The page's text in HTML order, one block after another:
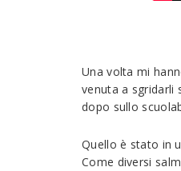
Una volta mi
venuta a sgridarli
dopo sullo
Quello è stato in
Come diversi